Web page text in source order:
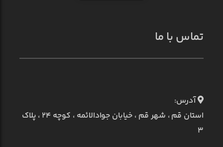
تماس با ما
آدرس:
استان قم ، شهر قم ، خیابان جوادالائمه ، کوچه ۲۴ ، پلاک
۳